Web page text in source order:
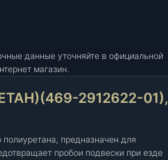
данные уточняйте в официальной
магазин.
2912622-01),
предназначен для
пробои подвески при езде